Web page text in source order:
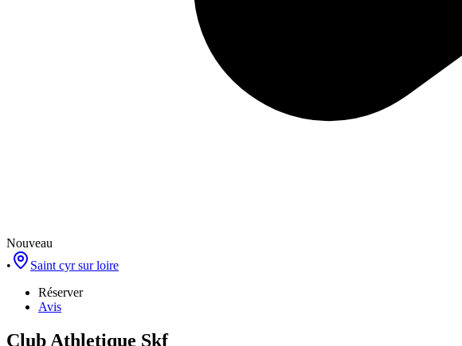
Nouveau
•
Saint cyr sur loire
Réserver
Avis
Club Athletique Skf